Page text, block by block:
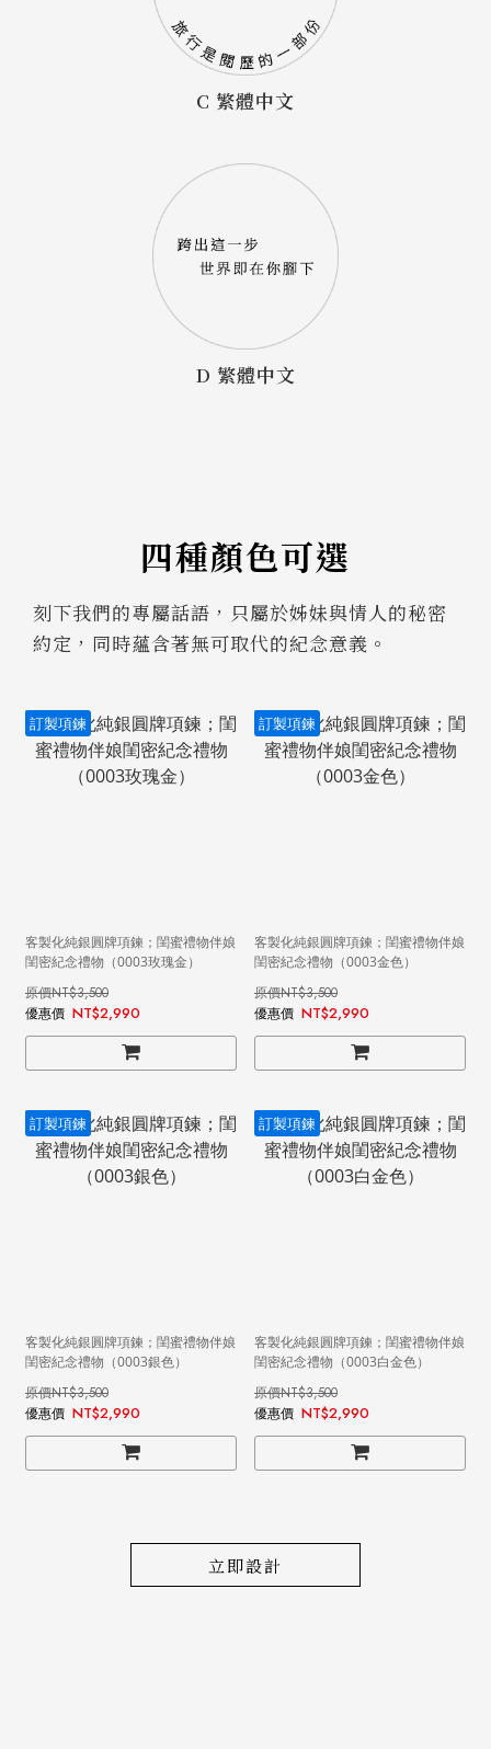
C 繁體中文
D 繁體中文
四種顏色可選
刻下我們的專屬話語，只屬於姊妹與情人的秘密
約定，同時蘊含著無可取代的紀念意義。
訂製項鍊
客製化純銀圓牌項鍊；閨蜜禮物伴娘
閨密紀念禮物（0003玫瑰金）
NT$3,500
NT$2,990
訂製項鍊
客製化純銀圓牌項鍊；閨蜜禮物伴娘
閨密紀念禮物（0003金色）
NT$3,500
NT$2,990
訂製項鍊
客製化純銀圓牌項鍊；閨蜜禮物伴娘
閨密紀念禮物（0003銀色）
NT$3,500
NT$2,990
訂製項鍊
客製化純銀圓牌項鍊；閨蜜禮物伴娘
閨密紀念禮物（0003白金色）
NT$3,500
NT$2,990
立即設計